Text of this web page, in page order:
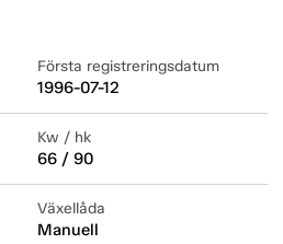
Första registreringsdatum
1996-07-12
Kw / hk
66 / 90
Växellåda
Manuell